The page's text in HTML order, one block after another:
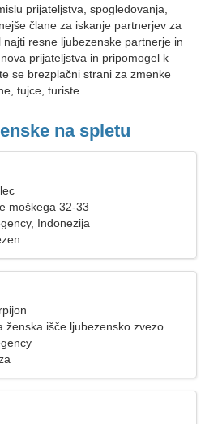
prijateljstva, spogledovanja,
člane za iskanje partnerjev za
resne ljubezenske partnerje in
prijateljstva in pripomogel k
se brezplačni strani za zmenke
tujce, turiste.
na spletu
moškega 32-33
Indonezija
ženska išče ljubezensko zvezo